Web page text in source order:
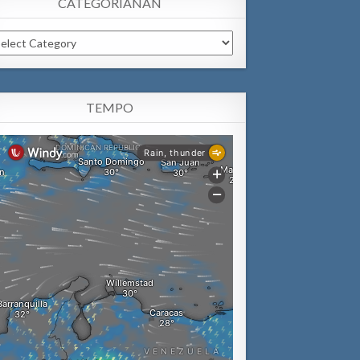
CATEGORIANAN
TEMPO